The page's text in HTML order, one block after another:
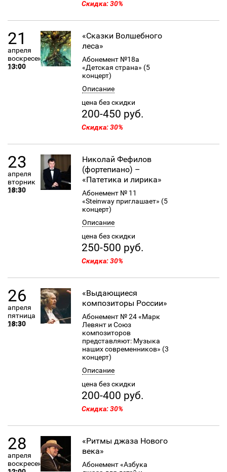
Скидка: 30%
21
2019
апреля
воскресенье
13:00
«Сказки Волшебного
леса»
Абонемент №18а
«Детская страна» (5
концерт)
Описание
цена без скидки
200-450 руб.
Скидка: 30%
23
2019
апреля
вторник
18:30
Николай Фефилов
(фортепиано) –
«Патетика и лирика»
Абонемент № 11
«Steinway приглашает» (5
концерт)
Описание
цена без скидки
250-500 руб.
Скидка: 30%
26
2019
апреля
пятница
18:30
«Выдающиеся
композиторы России»
Абонемент № 24 «Марк
Левянт и Союз
композиторов
представляют: Музыка
наших современников» (3
концерт)
Описание
цена без скидки
200-400 руб.
Скидка: 30%
28
апреля
воскресенье
«Ритмы джаза Нового
века»
Абонемент «Азбука